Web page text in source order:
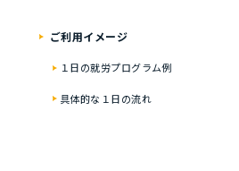
ご利⽤イメージ
１⽇の就労プログラム例
具体的な１⽇の流れ